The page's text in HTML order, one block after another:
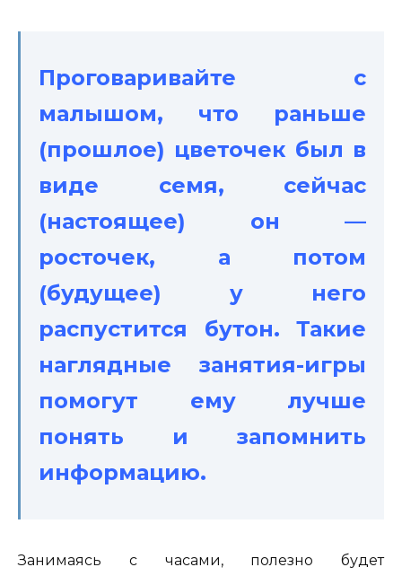
Проговаривайте с
малышом, что раньше
(прошлое) цветочек был в
виде семя, сейчас
(настоящее) он —
росточек, а потом
(будущее) у него
распустится бутон. Такие
наглядные занятия-игры
помогут ему лучше
понять и запомнить
информацию.
Занимаясь с часами, полезно будет